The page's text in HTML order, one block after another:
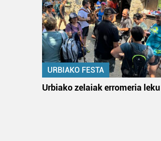
URBIAKO FESTA
Urbiako zelaiak erromeria leku